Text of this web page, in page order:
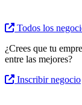
Todos los
¿Crees que tu
entre las mejores?
Inscribir negocio